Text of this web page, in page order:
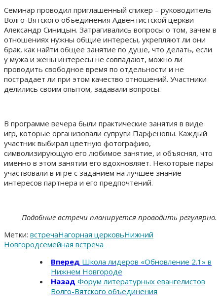
Семинар проводил приглашенный спикер – руководитель
Волго-Вятского объединения Адвентистской церкви
Александр Синицын. Затрагивались вопросы о том, зачем в
отношениях нужны общие интересы, укрепляют ли они
брак, как найти общее занятие по душе, что делать, если
у мужа и жены интересы не совпадают, можно ли
проводить свободное время по отдельности и не
пострадает ли при этом качество отношений. Участники
делились своим опытом, задавали вопросы.
В программе вечера были практические занятия в виде
игр, которые организовали супруги Парфеновы. Каждый
участник выбирал цветную фотографию,
символизирующую его любимое занятие, и объяснял, что
именно в этом занятии его вдохновляет. Некоторые пары
участвовали в игре с заданием на лучшее знание
интересов партнера и его предпочтений.
Подобные встречи планируется проводить регулярно.
Метки: встречаНагорная церковьНижний
Новгородсемейная встреча
Вперед Школа лидеров «Обновление 2.1» в
Нижнем Новгороде
Назад Форум литературных евангелистов
Волго-Вятского объединения